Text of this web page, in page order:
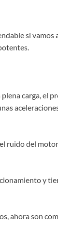
si vamos
carga, el
ruido del
y
ahora son